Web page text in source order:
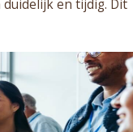
en tijdig. Dit